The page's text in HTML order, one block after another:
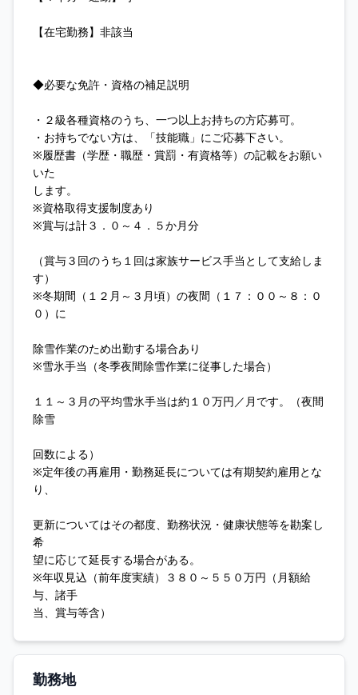
【在宅勤務】非該当
◆必要な免許・資格の補足説明
・２級各種資格のうち、一つ以上お持ちの方応募可。
・お持ちでない方は、「技能職」にご応募下さい。
※履歴書（学歴・職歴・賞罰・有資格等）の記載をお願い
いた
します。
※資格取得支援制度あり
※賞与は計３．０～４．５か月分
（賞与３回のうち１回は家族サービス手当として支給しま
す）
※冬期間（１２月～３月頃）の夜間（１７：００～８：０
０）に
除雪作業のため出勤する場合あり
※雪氷手当（冬季夜間除雪作業に従事した場合）
１１～３月の平均雪氷手当は約１０万円／月です。（夜間
除雪
回数による）
※定年後の再雇用・勤務延長については有期契約雇用とな
り、
更新についてはその都度、勤務状況・健康状態等を勘案し
希
望に応じて延長する場合がある。
※年収見込（前年度実績）３８０～５５０万円（月額給
与、諸手
当、賞与等含）
勤務地